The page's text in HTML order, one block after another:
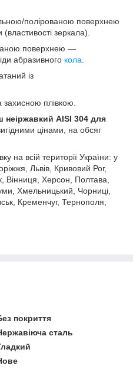
полірованою поверхнею
зеркала).
поверхнею —
абразивного кола.
із
плівкою.
неіржавкий AISI 304 для
цінами, на обсяг
на всій території України: у
Львів, Кривовий Рог,
Вінниця, Херсон, Полтава,
Хмельницький, Чорниці,
Кременчуг, Тернополя,
покриття
сталь